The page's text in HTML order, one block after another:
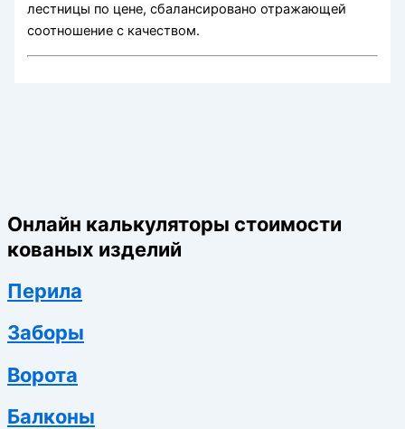
лестницы по цене, сбалансировано отражающей
соотношение с качеством.
Онлайн калькуляторы стоимости
кованых изделий
Перила
Заборы
Ворота
Балконы